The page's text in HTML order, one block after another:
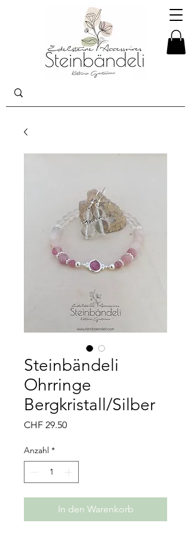
Steinbändeli
Ohrringe
Bergkristall/Silber
CHF 29.50Preis
Anzahl *
In den Warenkorb